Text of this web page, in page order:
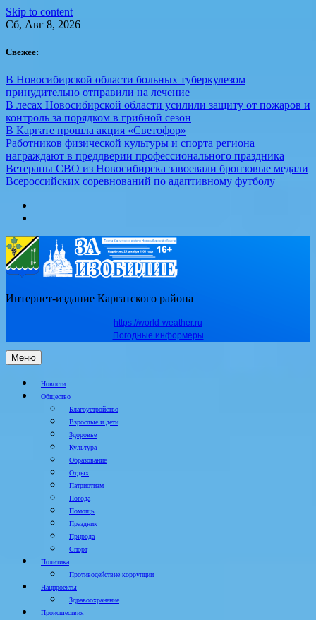
Skip to content
Сб, Авг 8, 2026
Свежее:
В Новосибирской области больных туберкулезом
принудительно отправили на лечение
В лесах Новосибирской области усилили защиту от пожаров и
контроль за порядком в грибной сезон
В Каргате прошла акция «Светофор»
Работников физической культуры и спорта региона
награждают в преддверии профессионального праздника
Ветераны СВО из Новосибирска завоевали бронзовые медали
Всероссийских соревнований по адаптивному футболу
Интернет-издание Каргатского района
https://world-weather.ru
Погодные информеры
Меню
Новости
Общество
Благоустройство
Взрослые и дети
Здоровье
Культура
Образование
Отдых
Патриотизм
Погода
Помощь
Праздник
Природа
Спорт
Политика
Противодействие коррупции
Нацпроекты
Здравоохранение
Происшествия